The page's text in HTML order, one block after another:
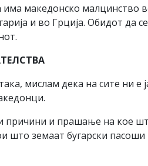
македонско малцинство
и во Грција. Обидот да
мислам дека на сите ни е
причини и прашање на кое
што земаат бугарски пасоши